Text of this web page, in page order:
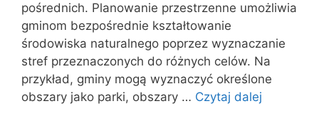
pośrednich. Planowanie przestrzenne umożliwia
gminom bezpośrednie kształtowanie
środowiska naturalnego poprzez wyznaczanie
stref przeznaczonych do różnych celów. Na
przykład, gminy mogą wyznaczyć określone
obszary jako parki, obszary … Czytaj dalej